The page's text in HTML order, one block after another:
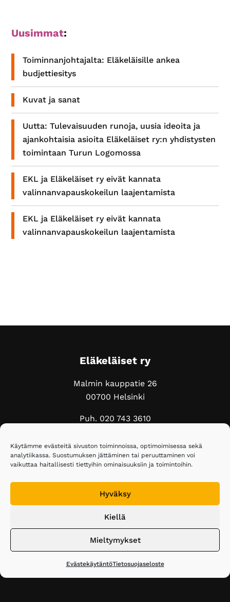
Käytämme evästeitä sivuston toiminnoissa, optimoimisessa sekä
analytiikassa. Suostumuksen jättäminen tai peruuttaminen voi
vaikuttaa haitallisesti tiettyihin ominaisuuksiin ja toimintoihin.
Hyväksy
Kiellä
Mieltymykset
EvästekäytäntöTietosuojaseloste
Ensisijainen
Uusimmat:
Toiminnanjohtajalta: Eläkeläisille ankea
budjettiesitys
Kuvat ja sanat
Uutta: Tulevaisuuden runoja, uusia ideoita ja
ajankohtaisia asioita Eläkeläiset ry:n yhdistysten
toimintaan Turun Logomossa
EKL ja Eläkeläiset ry eivät kannata
valinnanvapauskokeilun laajentamista
EKL ja Eläkeläiset ry eivät kannata
valinnanvapauskokeilun laajentamista
Eläkeläiset ry
Malmin kauppatie 26
00700 Helsinki
Puh. 020 743 3610
Seuraa meitä sosiaalisessa mediassa:
InstagramBluesky
Tietosuojaseloste
Salattu sähköposti
Liity jäseneksi